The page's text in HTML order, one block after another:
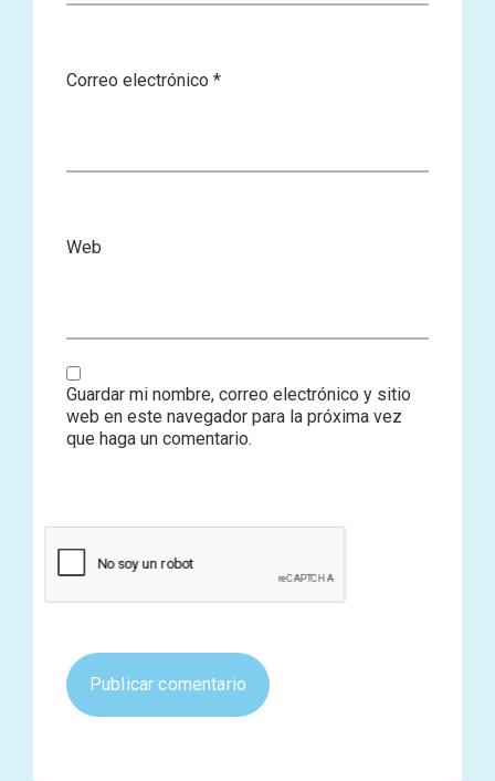
Correo electrónico *
Web
Guardar mi nombre, correo electrónico y sitio
web en este navegador para la próxima vez
que haga un comentario.